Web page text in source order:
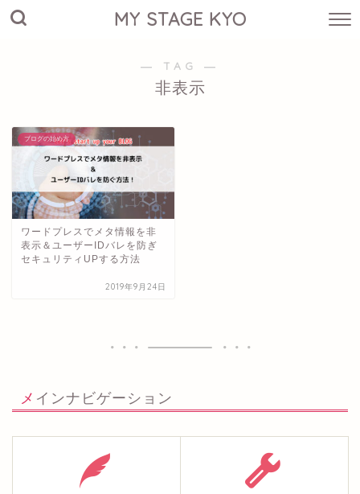
MY STAGE KYO
― TAG ―
非表示
ブログの始め方
ワードプレスでメタ情報を非
表示＆ユーザーIDバレを防ぎ
セキュリティUPする方法
2019年9月24日
メインナビゲーション